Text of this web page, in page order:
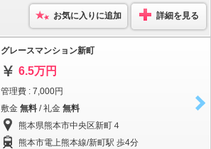
お気に入りに追加 詳細を見る
グレースマンション新町
6.5万円
管理費 : 7,000円
敷金 無料 / 礼金 無料
熊本県熊本市中央区新町４
熊本市電上熊本線/新町駅 歩4分